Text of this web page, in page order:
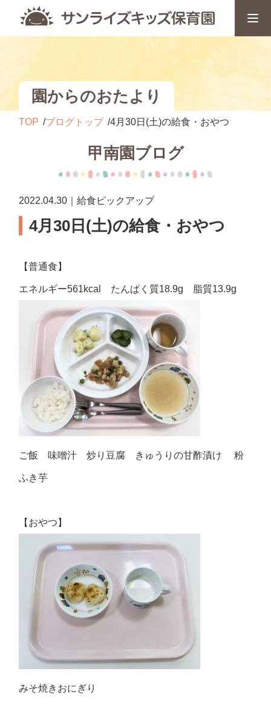
園からのおたより
TOP ブログトップ 4月30日(土)の給食・おやつ
甲南園ブログ
2022.04.30｜給食ピックアップ
4月30日(土)の給食・おやつ
【普通食】
エネルギー561kcal たんぱく質18.9g 脂質13.9g
ご飯 味噌汁 炒り豆腐 きゅうりの甘酢漬け 粉
ふき芋
【おやつ】
みそ焼きおにぎり